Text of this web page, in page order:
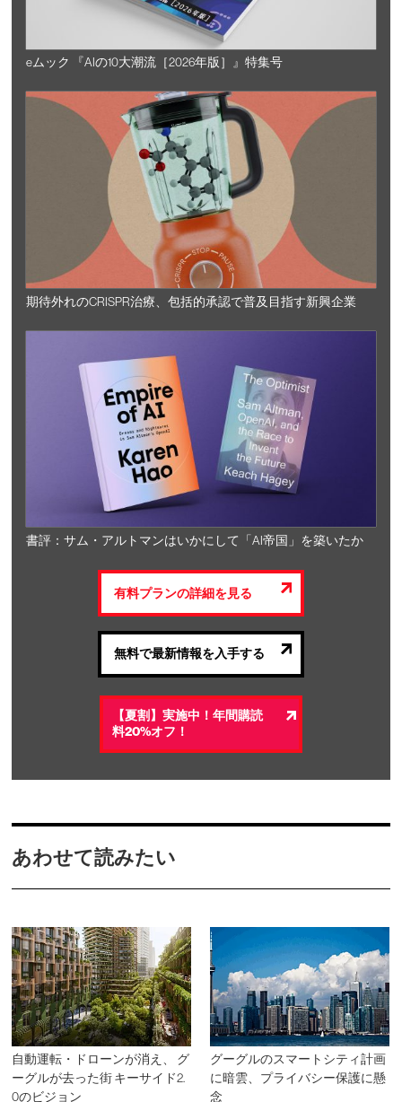
eムック 『AIの10大潮流［2026年版］』特集号
期待外れのCRISPR治療、包括的承認で普及目指す新興企業
書評：サム・アルトマンはいかにして「AI帝国」を築いたか
有料プランの詳細を見る
無料で最新情報を入手する
【夏割】実施中！年間購読
料20%オフ！
あわせて読みたい
自動運転・ドローンが消え、 グ
ーグルが去った街 キーサイド2.
0のビジョン
グーグルのスマートシティ計画
に暗雲、プライバシー保護に懸
念